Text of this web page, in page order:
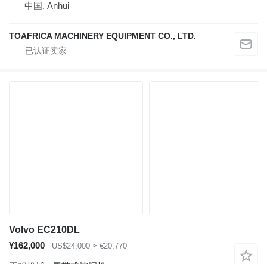
中国, Anhui
TOAFRICA MACHINERY EQUIPMENT CO., LTD.
Volvo EC210DL
¥162,000
US$24,000 ≈ €20,770